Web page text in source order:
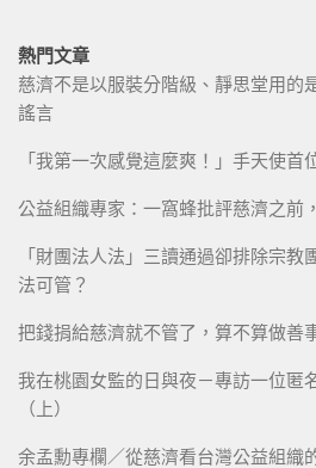
熱門文章
慈濟不是以服裝分階級、靜思堂用的
謠言
「我第一次感覺這麼爽！」手天使首
公益組織專家：一窩蜂批評慈濟之前
「財團法人法」三讀通過卻排除宗教
法可管？
把錢捐給慈濟就不管了，算不算做善
我在桃園女監的日與夜－專訪一位匿
（上）
余孟勳專欄／從慈濟看台灣公益組織